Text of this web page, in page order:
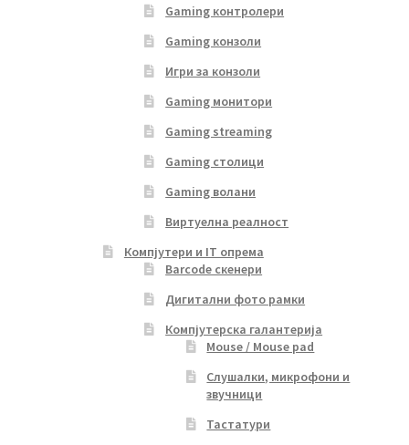
Gaming контролери
Gaming конзоли
Игри за конзоли
Gaming монитори
Gaming streaming
Gaming столици
Gaming волани
Виртуелна реалност
Компјутери и IT опрема
Barcode скенери
Дигитални фото рамки
Компјутерска галантерија
Mouse / Mouse pad
Слушалки, микрофони и
звучници
Тастатури